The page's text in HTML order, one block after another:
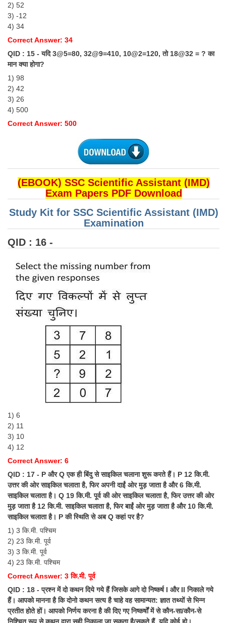
2) 52
3) -12
4) 34
Correct Answer: 34
QID : 15 - यदि 3@5=80, 32@9=410, 10@2=120, तो 18@32 = ? का
मान क्या होगा?
1) 98
2) 42
3) 26
4) 500
Correct Answer: 500
(EBOOK) SSC Scientific Assistant (IMD)
Exam Papers PDF Download
Study Kit for SSC Scientific Assistant (IMD)
Examination
QID : 16 -
1) 6
2) 11
3) 10
4) 12
Correct Answer: 6
QID : 17 - P और Q एक ही बिंदु से साइकिल चलाना शुरू करते हैं। P 12 कि.मी.
उत्तर की ओर साइकिल चलाता है, फिर अपनी दाईं ओर मुड़ जाता है और 6 कि.मी.
साइकिल चलाता है। Q 19 कि.मी. पूर्व की ओर साइकिल चलाता है, फिर उत्तर की ओर
मुड़ जाता है 12 कि.मी. साइकिल चलाता है, फिर बाईं ओर मुड़ जाता है और 10 कि.मी.
साइकिल चलाता है। P की स्थिति से अब Q कहां पर है?
1) 3 कि.मी. पश्चिम
2) 23 कि.मी. पूर्व
3) 3 कि.मी. पूर्व
4) 23 कि.मी. पश्चिम
Correct Answer: 3 कि.मी. पूर्व
QID : 18 - प्रश्न में दो कथन दिये गये हैं जिसके आगे दो निष्कर्ष I और II निकाले गये
हैं। आपको मानना है कि दोनो कथन सत्य है चाहे वह सामान्यत: ज्ञात तथ्यों से भिन्न
प्रतीत होते हों। आपको निर्णय करना है की दिए गए निष्कर्षों में से कौन-सा/कौन-से